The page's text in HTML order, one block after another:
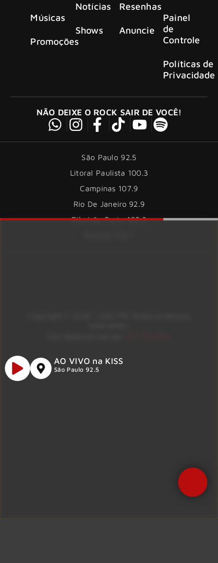
Músicas
Promoções
Notícias
Shows
Resenhas
Anuncie
Painel
de
Controle
Políticas de
Privacidade
NÃO DEIXE O ROCK SAIR DE VOCÊ!
São Paulo 92.5
Litoral Paulista 100.3
Campinas 107.9
Rio De Janeiro 92.9
Ribeirão Preto 105.3
AO VIVO na KISS
São Paulo 92.5